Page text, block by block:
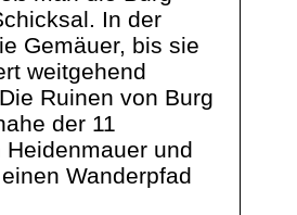
In der
Gemäuer, bis sie
weitgehend
Ruinen von Burg
der 11
und
Wanderpfad